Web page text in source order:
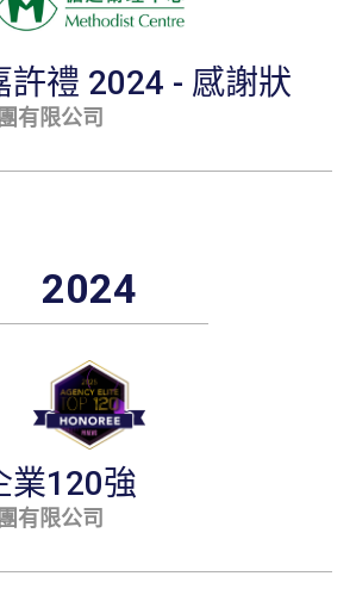
許禮 2024 - 感謝狀
有限公司
2024
業120強
有限公司